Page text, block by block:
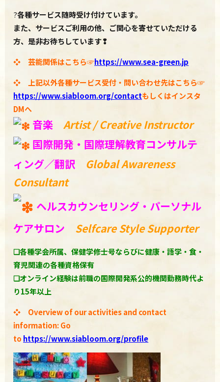
?各種サービス随時受け付けています。
また、サービスご利用の他、ご関心を寄せていただける
方、是非お待ちしています❢
❖ 芸能関係はこちら☞https://www.sea-green.jp
❖ 上記以外各種サービス受付・問い合わせ先はこちら☞
https://www.siabloom.org/contactもしくはインスタ
DMへ
音楽Artist / Creative Instructor
国際開発・国際理解教育コンサルテ
ィング／翻訳 Global Awareness
Consultant
ヘルスカウンセリング・パーソナル
ケアサロン Selfcare Style Supporter
❏各種学会所属、保健学修士号ならびに健康・語学・食・
育児関連の各種資格保有
❏オンライン経験は前職の国際開発系公的機関勤務時代よ
り15年以上
❖ Overview of our activities and contact
information: Go
to https://www.siabloom.org/profile